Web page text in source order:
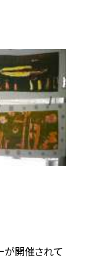
が開催されて